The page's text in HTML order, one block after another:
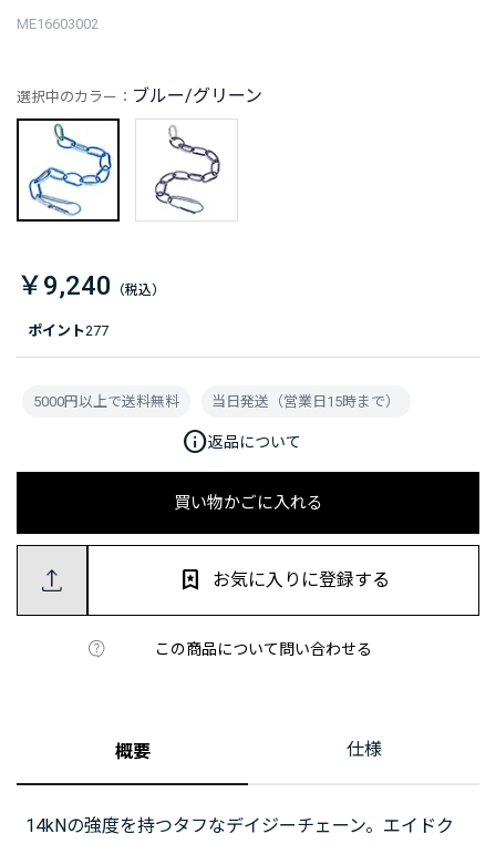
ME16603002
ポイント277
選択中のカラー： ブルー/グリーン
￥9,240
買い物かごに入れる
この商品について問い合わせる
お気に入りに登録する
5000円以上で送料無料 当日発送（営業日15時まで）
info返品について
概要 仕様
14kNの強度を持つタフなデイジーチェーン。エイドク